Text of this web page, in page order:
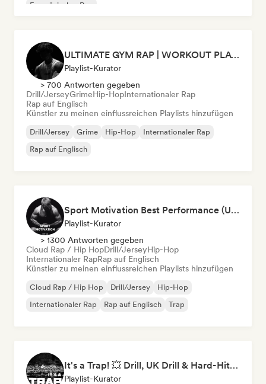
Französischer Rap
ULTIMATE GYM RAP | WORKOUT PLAYLIST 2026 🔥
Playlist-Kurator
> 700 Antworten gegeben
Drill/JerseyGrimeHip-HopInternationaler Rap
Rap auf Englisch
Künstler zu meinen einflussreichen Playlists hinzufügen
Drill/Jersey Grime Hip-Hop
Internationaler Rap
Rap auf Englisch
Sport Motivation Best Performance (Uniside Digital)
Playlist-Kurator
> 1300 Antworten gegeben
Cloud Rap / Hip HopDrill/JerseyHip-Hop
Internationaler RapRap auf Englisch
Künstler zu meinen einflussreichen Playlists hinzufügen
Cloud Rap / Hip Hop Drill/Jersey
Hip-Hop
Internationaler Rap
Rap auf Englisch Trap
It's a Trap! 💥 Drill, UK Drill & Hard-Hitting Trap
Playlist-Kurator